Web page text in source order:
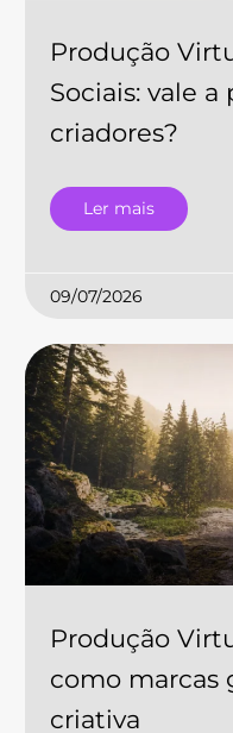
Produção
Sociais: vale a
criadores?
Ler mais
09/07/2026
Produção
como marcas
criativa